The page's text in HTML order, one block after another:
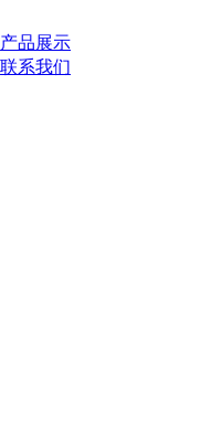
产品展示
联系我们